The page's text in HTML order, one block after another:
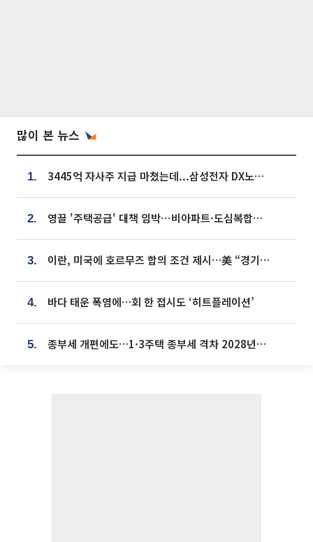
많이 본 뉴스
1. 3445억 자사주 지급 마쳤는데...삼성전자 DX노조, 뒤늦은 '떼쓰기 집회'
2. 영끌 '주택공급' 대책 임박⋯비아파트·도심복합까지 총동원
3. 이란, 미국에 호르무즈 합의 조건 제시…美 “경기 아직 안 끝나” [종합]
4. 바다 태운 폭염에…회 한 접시도 ‘히트플레이션’
5. 종부세 개편에도…1·3주택 종부세 격차 2028년부터 확대